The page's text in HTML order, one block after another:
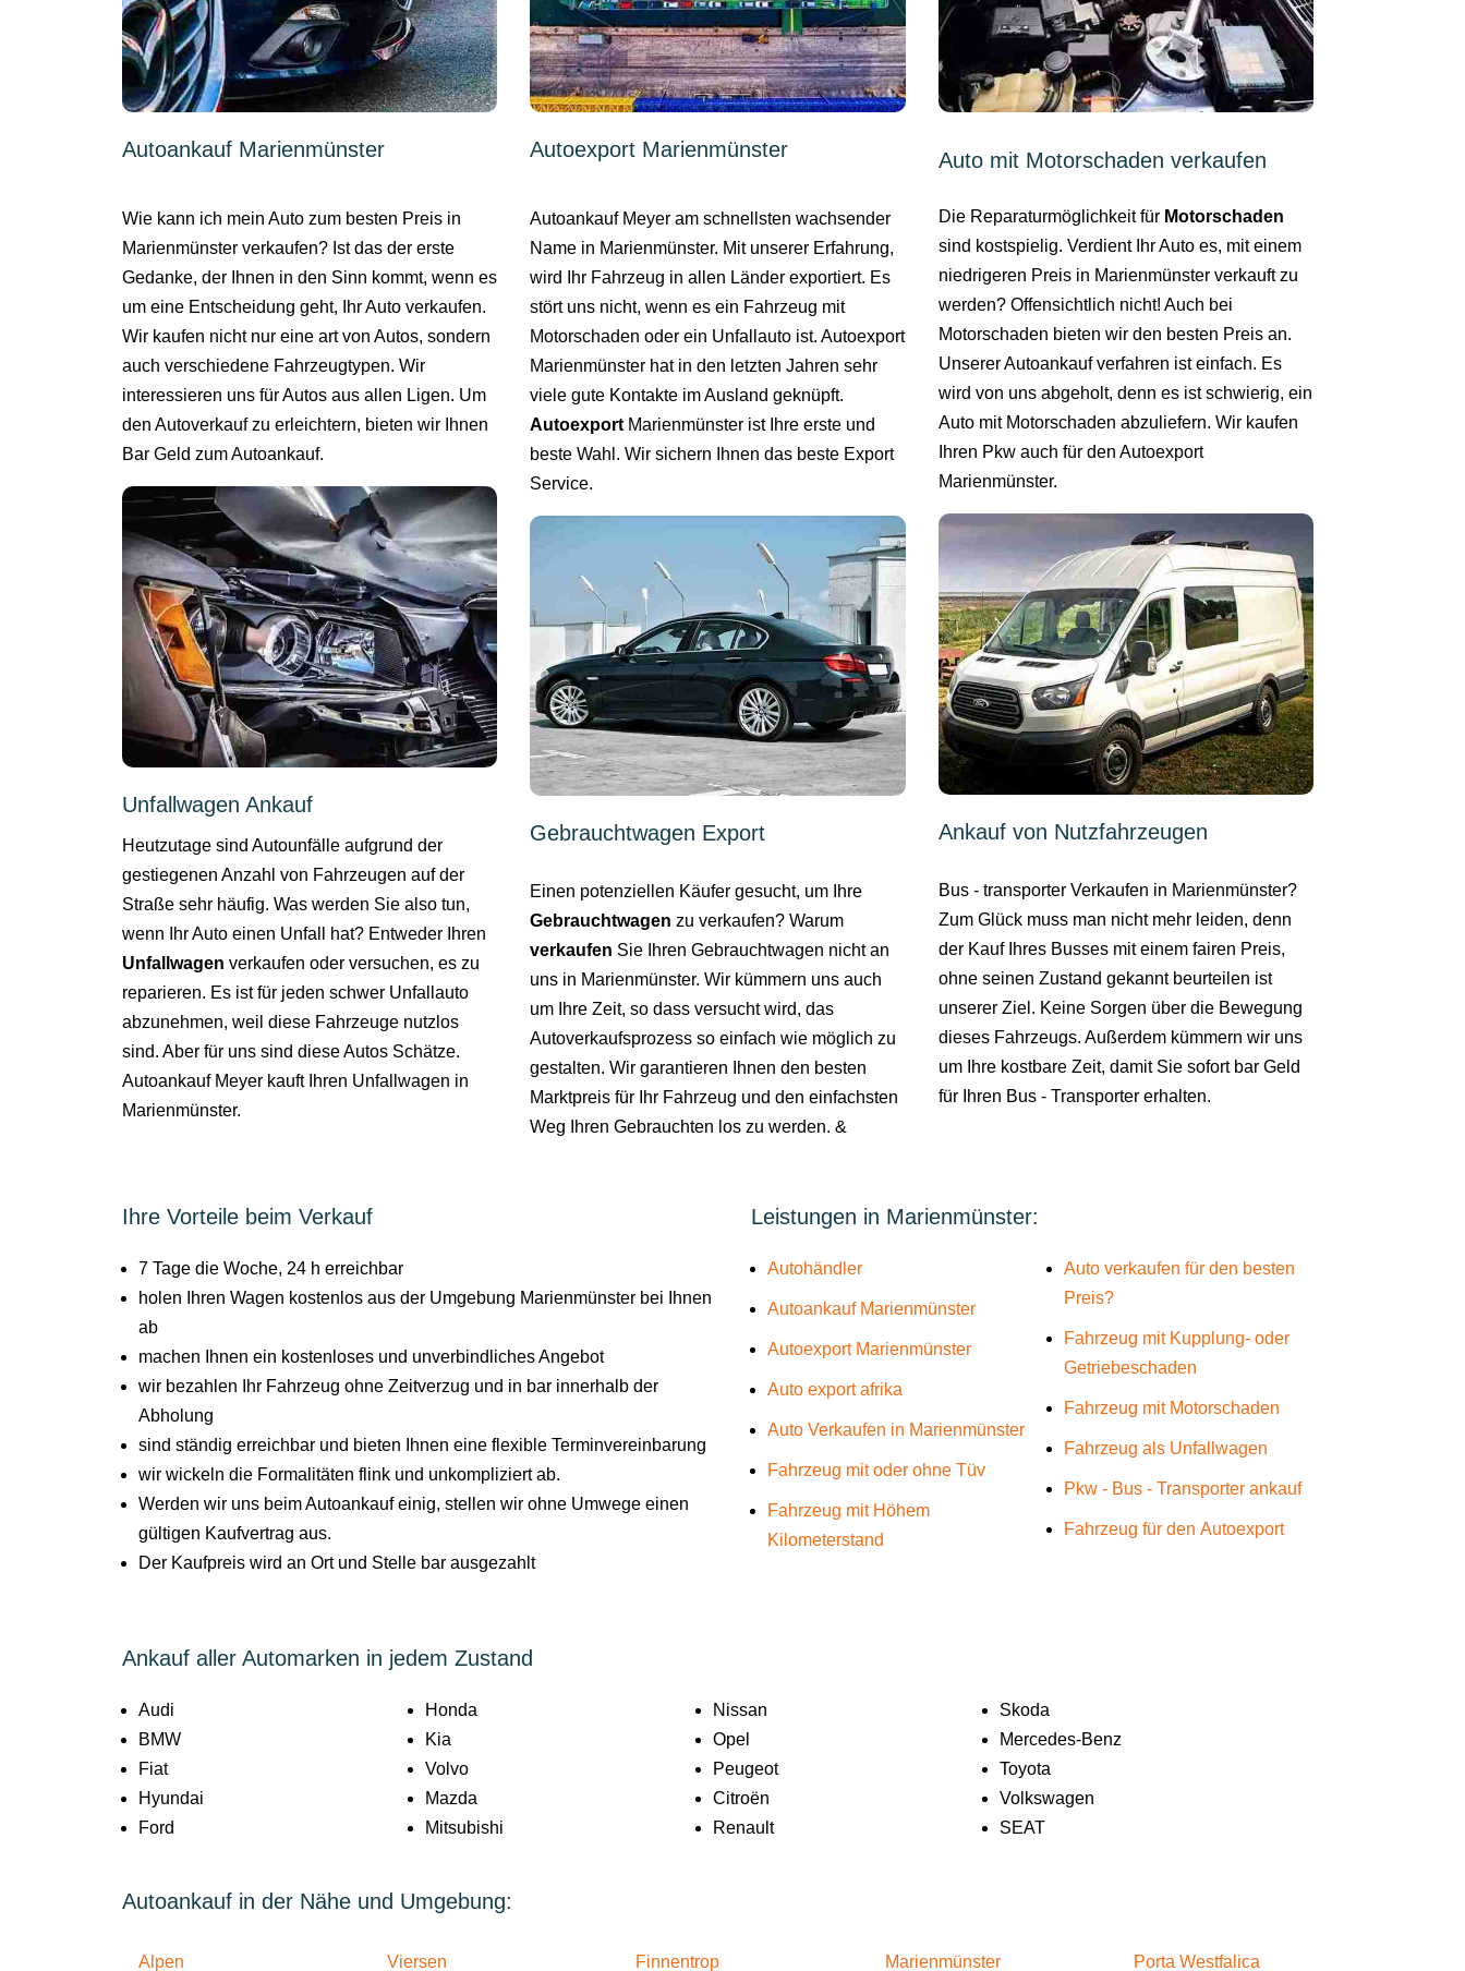
Autoankauf Marienmünster
Wie kann ich mein Auto zum besten Preis in
Marienmünster verkaufen? Ist das der erste
Gedanke, der Ihnen in den Sinn kommt, wenn es
um eine Entscheidung geht, Ihr Auto verkaufen.
Wir kaufen nicht nur eine art von Autos, sondern
auch verschiedene Fahrzeugtypen. Wir
interessieren uns für Autos aus allen Ligen. Um
den Autoverkauf zu erleichtern, bieten wir Ihnen
Bar Geld zum Autoankauf.
Unfallwagen Ankauf
Heutzutage sind Autounfälle aufgrund der
gestiegenen Anzahl von Fahrzeugen auf der
Straße sehr häufig. Was werden Sie also tun,
wenn Ihr Auto einen Unfall hat? Entweder Ihren
Unfallwagen verkaufen oder versuchen, es zu
reparieren. Es ist für jeden schwer Unfallauto
abzunehmen, weil diese Fahrzeuge nutzlos
sind. Aber für uns sind diese Autos Schätze.
Autoankauf Meyer kauft Ihren Unfallwagen in
Marienmünster.
Autoexport Marienmünster
Autoankauf Meyer am schnellsten wachsender
Name in Marienmünster. Mit unserer Erfahrung,
wird Ihr Fahrzeug in allen Länder exportiert. Es
stört uns nicht, wenn es ein Fahrzeug mit
Motorschaden oder ein Unfallauto ist. Autoexport
Marienmünster hat in den letzten Jahren sehr
viele gute Kontakte im Ausland geknüpft.
Autoexport Marienmünster ist Ihre erste und
beste Wahl. Wir sichern Ihnen das beste Export
Service.
Gebrauchtwagen Export
Einen potenziellen Käufer gesucht, um Ihre
Gebrauchtwagen zu verkaufen? Warum
verkaufen Sie Ihren Gebrauchtwagen nicht an
uns in Marienmünster. Wir kümmern uns auch
um Ihre Zeit, so dass versucht wird, das
Autoverkaufsprozess so einfach wie möglich zu
gestalten. Wir garantieren Ihnen den besten
Marktpreis für Ihr Fahrzeug und den einfachsten
Weg Ihren Gebrauchten los zu werden. &
Auto mit Motorschaden verkaufen
Die Reparaturmöglichkeit für Motorschaden
sind kostspielig. Verdient Ihr Auto es, mit einem
niedrigeren Preis in Marienmünster verkauft zu
werden? Offensichtlich nicht! Auch bei
Motorschaden bieten wir den besten Preis an.
Unserer Autoankauf verfahren ist einfach. Es
wird von uns abgeholt, denn es ist schwierig, ein
Auto mit Motorschaden abzuliefern. Wir kaufen
Ihren Pkw auch für den Autoexport
Marienmünster.
Ankauf von Nutzfahrzeugen
Bus - transporter Verkaufen in Marienmünster?
Zum Glück muss man nicht mehr leiden, denn
der Kauf Ihres Busses mit einem fairen Preis,
ohne seinen Zustand gekannt beurteilen ist
unserer Ziel. Keine Sorgen über die Bewegung
dieses Fahrzeugs. Außerdem kümmern wir uns
um Ihre kostbare Zeit, damit Sie sofort bar Geld
für Ihren Bus - Transporter erhalten.
Ihre Vorteile beim Verkauf
7 Tage die Woche, 24 h erreichbar
holen Ihren Wagen kostenlos aus der Umgebung Marienmünster bei Ihnen
ab
machen Ihnen ein kostenloses und unverbindliches Angebot
wir bezahlen Ihr Fahrzeug ohne Zeitverzug und in bar innerhalb der
Abholung
sind ständig erreichbar und bieten Ihnen eine flexible Terminvereinbarung
wir wickeln die Formalitäten flink und unkompliziert ab.
Werden wir uns beim Autoankauf einig, stellen wir ohne Umwege einen
gültigen Kaufvertrag aus.
Der Kaufpreis wird an Ort und Stelle bar ausgezahlt
Leistungen in Marienmünster:
Autohändler
Autoankauf Marienmünster
Autoexport Marienmünster
Auto export afrika
Auto Verkaufen in Marienmünster
Fahrzeug mit oder ohne Tüv
Fahrzeug mit Höhem
Kilometerstand
Auto verkaufen für den besten
Preis?
Fahrzeug mit Kupplung- oder
Getriebeschaden
Fahrzeug mit Motorschaden
Fahrzeug als Unfallwagen
Pkw - Bus - Transporter ankauf
Fahrzeug für den Autoexport
Ankauf aller Automarken in jedem Zustand
Audi
BMW
Fiat
Hyundai
Ford
Honda
Kia
Volvo
Mazda
Mitsubishi
Nissan
Opel
Peugeot
Citroën
Renault
Skoda
Mercedes-Benz
Toyota
Volkswagen
SEAT
Autoankauf in der Nähe und Umgebung:
Alpen Viersen Finnentrop Marienmünster Porta Westfalica